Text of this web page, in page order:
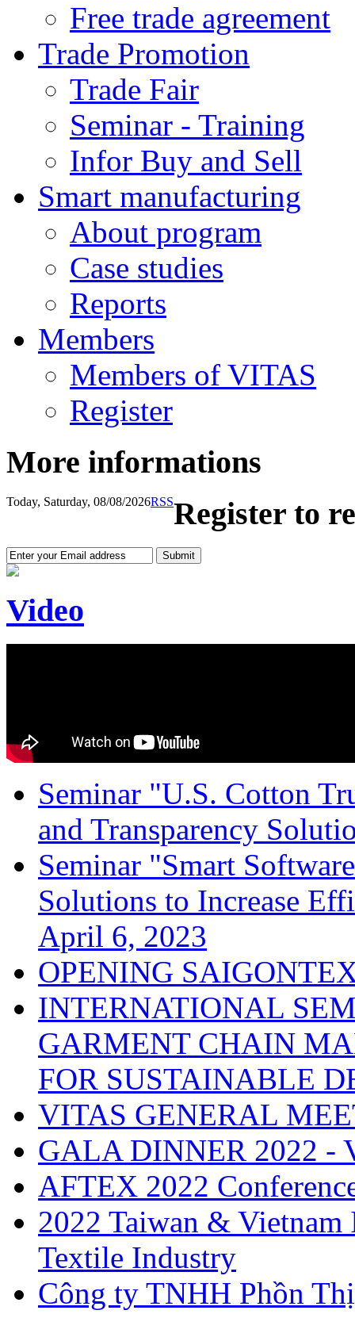
Free trade agreement
Trade Promotion
Trade Fair
Seminar - Training
Infor Buy and Sell
Smart manufacturing
About program
Case studies
Reports
Members
Members of VITAS
Register
More informations
Today, Saturday, 08/08/2026RSSRegister to
Video
Seminar "U.S. Cotton
and Transparency
Seminar "Smart
Solutions to Increase
April 6, 2023
OPENING
INTERNATIONAL
GARMENT CHAIN
FOR SUSTAINABLE
VITAS GENERAL
GALA DINNER 2022 -
AFTEX 2022
2022 Taiwan &
Textile Industry
Công ty TNHH Phồn